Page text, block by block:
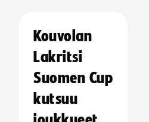
Kouvolan
Lakritsi
Suomen Cup
kutsuu